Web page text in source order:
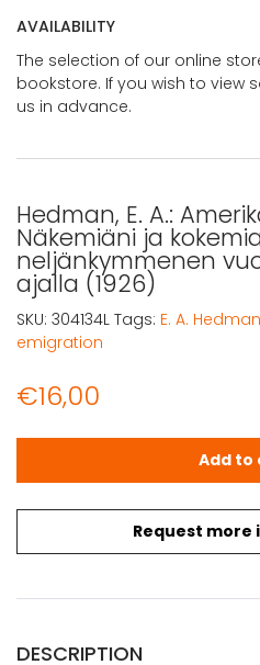
AVAILABILITY
The selection of our online
bookstore. If you wish to view
us in advance.
Hedman, E. A.:
Näkemiäni ja
neljänkymmenen
ajalla (1926)
€16,00
Request
Hedman, E. A.: Amerikan
Add to
SKU: 304134L Tags: E. A. Hedman
emigration
DESCRIPTION